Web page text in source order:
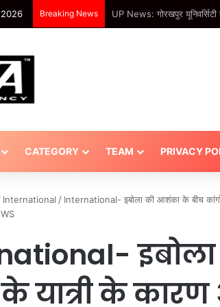
Breaking News UP News: कभी स्कूल नहीं
CATEGORY TEAM PRIVACY
International / International- इबोला की आशंका के बीच
यात्री के